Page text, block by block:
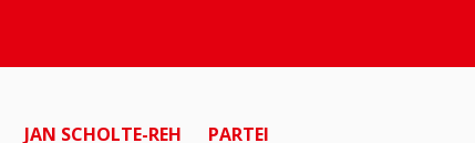
JAN SCHOLTE-REH PARTEI